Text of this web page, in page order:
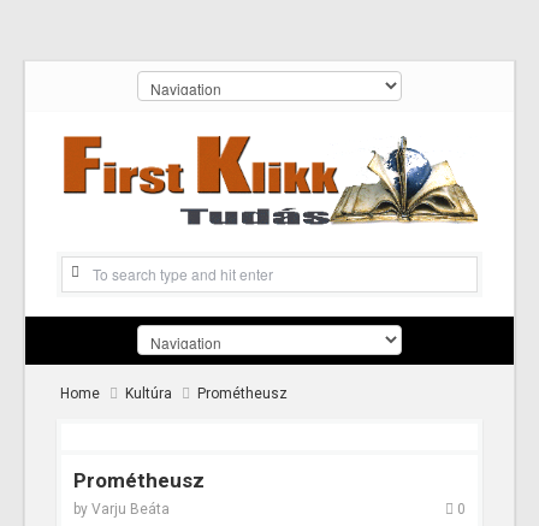
Home Kultúra Prométheusz
Prométheusz
by Varju Beáta 0